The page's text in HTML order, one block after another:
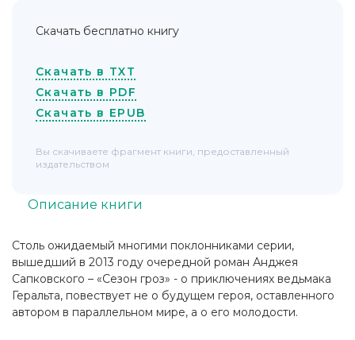
Столь ожидаемый многими поклонниками серии,
вышедший в 2013 году очередной роман Анджея
Сапковского – «Сезон гроз» - о приключениях ведьмака
Геральта, повествует не о будущем героя, оставленного
автором в параллельном мире, а о его молодости.
Описание книги
Скачать бесплатно книгу
Скачать в TXT
Скачать в PDF
Скачать в EPUB
Вы скачиваете фрагмент книги, предоставленный
издательством